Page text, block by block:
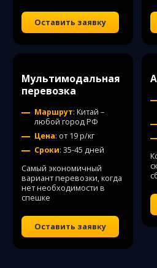
Оставить заявку
Мультимодальная
перевозка
Маршрут: Китай –
любой город РФ
Цена: от 19 р/кг
Сроки: 35-45 дней
Самый экономичный
вариант перевозки, когда
нет необходимости в
спешке
Оставить заявку